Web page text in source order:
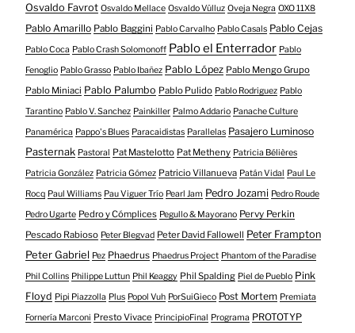
Osvaldo Favrot Osvaldo Mellace Osvaldo Vülluz Oveja Negra OXO 11X8
Pablo Amarillo Pablo Baggini Pablo Carvalho Pablo Casals Pablo Cejas
Pablo Coca Pablo Crash Solomonoff Pablo el Enterrador Pablo
Fenoglio Pablo Grasso Pablo Ibañez Pablo López Pablo Mengo Grupo
Pablo Miniaci Pablo Palumbo Pablo Pulido Pablo Rodriguez Pablo
Tarantino Pablo V. Sanchez Painkiller Palmo Addario Panache Culture
Panamérica Pappo's Blues Paracaidistas Parallelas Pasajero Luminoso
Pasternak Pastoral Pat Mastelotto Pat Metheny Patricia Bélières
Patricia González Patricia Gómez Patricio Villanueva Patán Vidal Paul Le
Rocq Paul Williams Pau Viguer Trío Pearl Jam Pedro Jozami Pedro Roude
Pedro Ugarte Pedro y Cómplices Pegullo & Mayorano Pervy Perkin
Pescado Rabioso Peter Blegvad Peter David Fallowell Peter Frampton
Peter Gabriel Pez Phaedrus Phaedrus Project Phantom of the Paradise
Phil Collins Philippe Luttun Phil Keaggy Phil Spalding Piel de Pueblo Pink
Floyd Pipi Piazzolla Plus Popol Vuh PorSuiGieco Post Mortem Premiata
Fornería Marconi Presto Vivace PrincipioFinal Programa PROTOTYP